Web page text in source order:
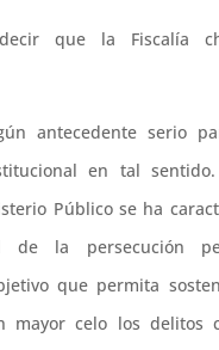
que la Fiscalía
antecedente serio
en tal
Público se ha
de la persecución
que permita
mayor celo los delitos